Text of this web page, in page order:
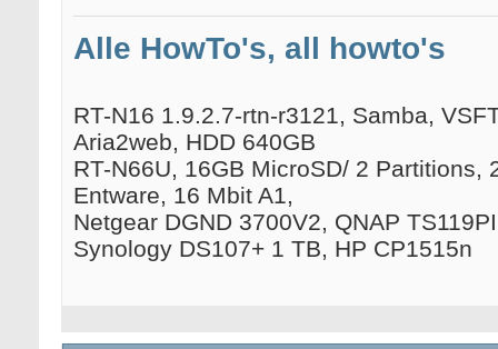
Alle HowTo's, all howto's
RT-N16 1.9.2.7-rtn-r3121, Samba,
Aria2web, HDD 640GB
RT-N66U, 16GB MicroSD/ 2
Entware, 16 Mbit A1,
Netgear DGND 3700V2, QNAP
Synology DS107+ 1 TB, HP CP1515n